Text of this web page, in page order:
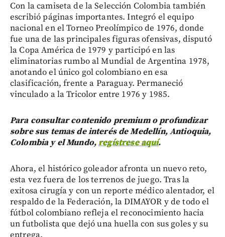
Con la camiseta de la Selección Colombia también
escribió páginas importantes. Integró el equipo
nacional en el Torneo Preolímpico de 1976, donde
fue una de las principales figuras ofensivas, disputó
la Copa América de 1979 y participó en las
eliminatorias rumbo al Mundial de Argentina 1978,
anotando el único gol colombiano en esa
clasificación, frente a Paraguay. Permaneció
vinculado a la Tricolor entre 1976 y 1985.
Para consultar contenido premium o profundizar
sobre sus temas de interés de Medellín, Antioquia,
Colombia y el Mundo,regístrese aquí.
Ahora, el histórico goleador afronta un nuevo reto,
esta vez fuera de los terrenos de juego. Tras la
exitosa cirugía y con un reporte médico alentador, el
respaldo de la Federación, la DIMAYOR y de todo el
fútbol colombiano refleja el reconocimiento hacia
un futbolista que dejó una huella con sus goles y su